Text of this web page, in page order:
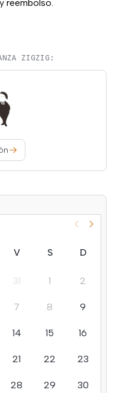
reembolso.
ZIGZIG:
V S D
31 1 2
7 8 9
14 15 16
21 22 23
28 29 30